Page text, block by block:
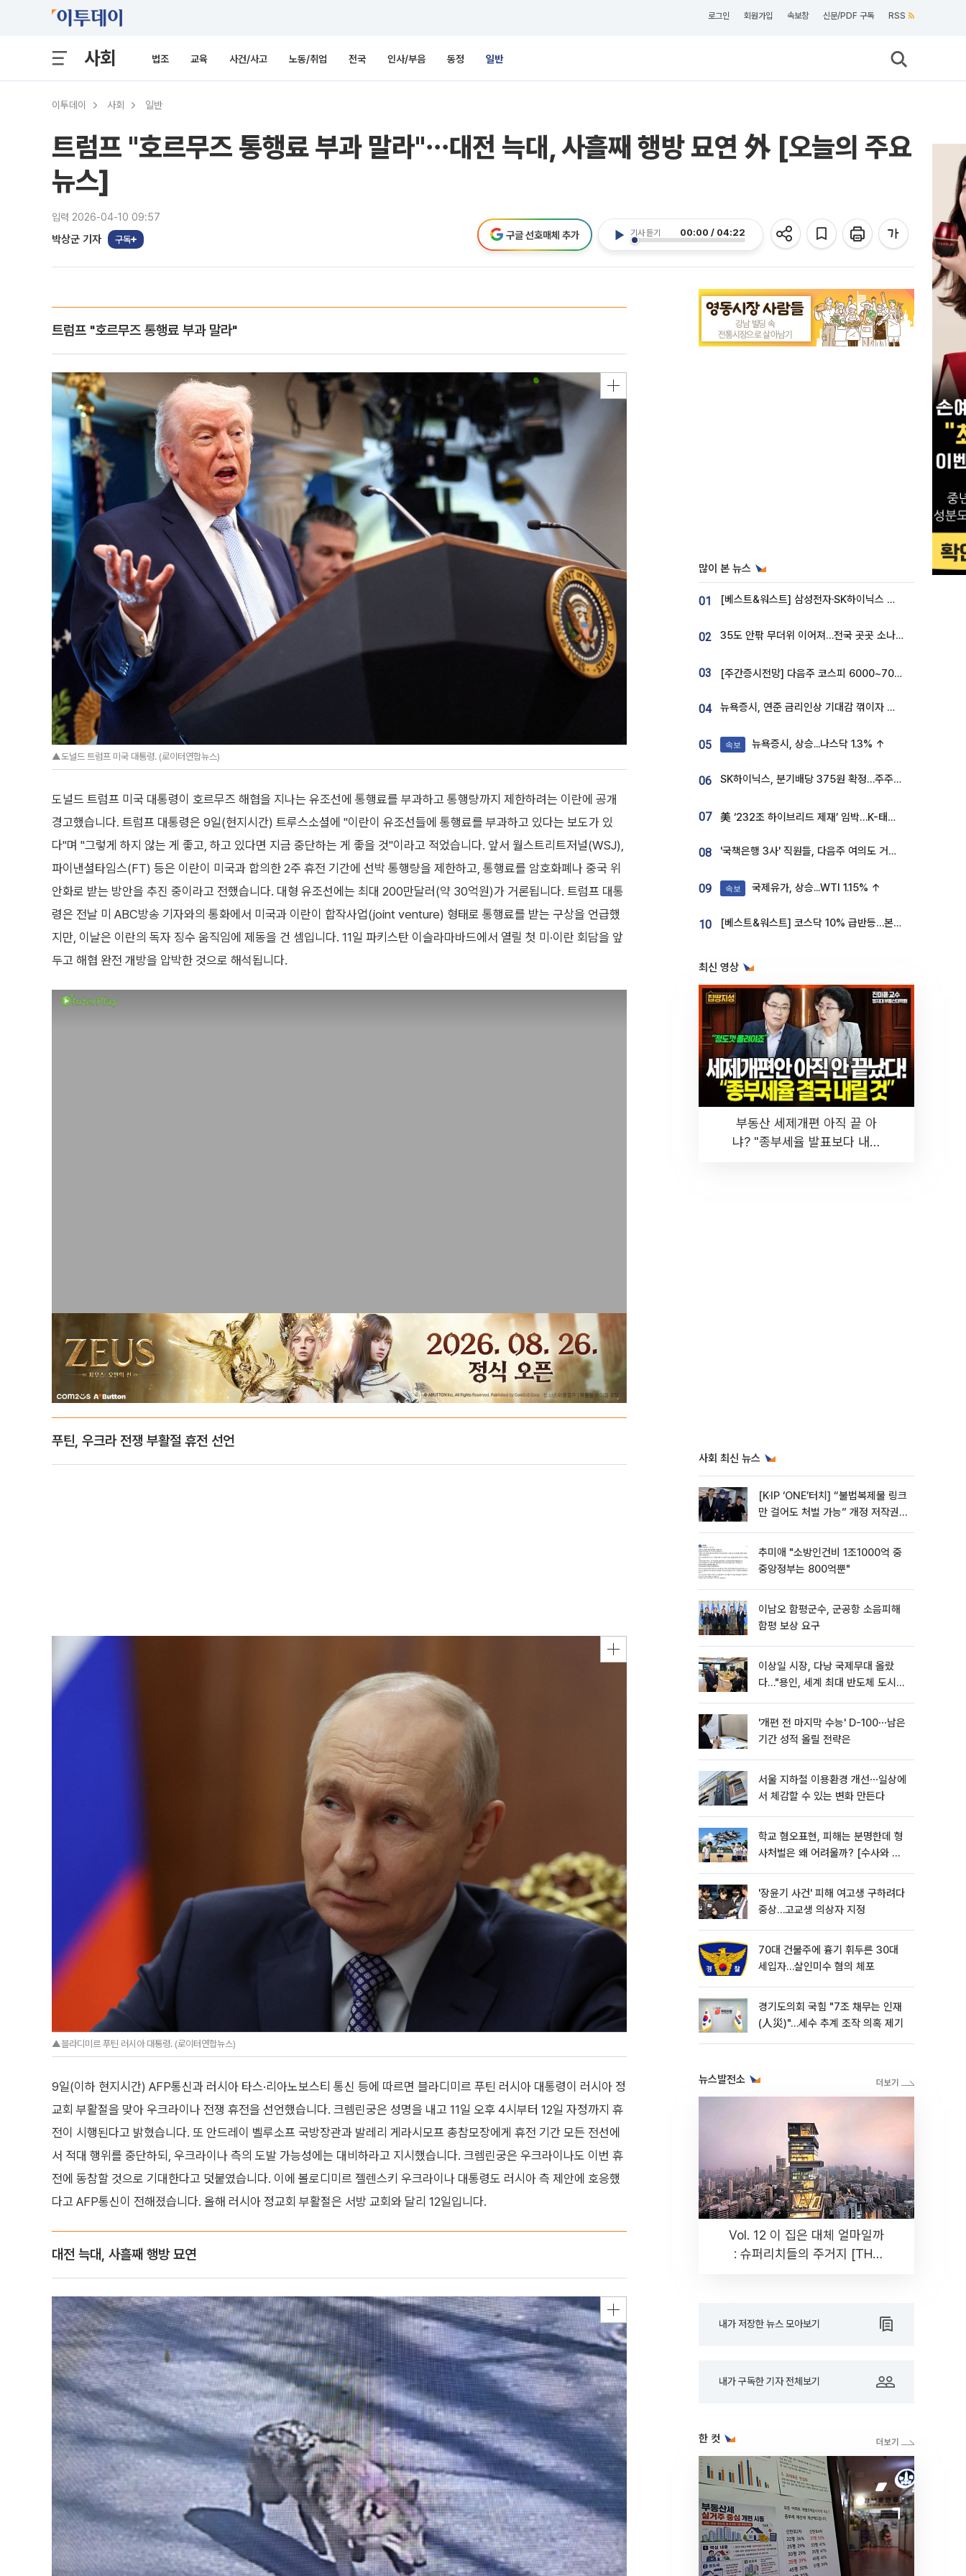
로그인 회원가입 속보창 신문/PDF 구독 RSS
사회 법조 교육 사건/사고 노동/취업 전국 인사/부음 동정 일반
이투데이 사회 일반
트럼프 "호르무즈 통행료 부과 말라"⋯대전 늑대, 사흘째 행방 묘연 外 [오늘의 주요
뉴스]
입력 2026-04-10 09:57
박상군 기자 구독
기사 듣기 00:00 / 04:22
구글 선호매체 추가
트럼프 "호르무즈 통행료 부과 말라"
▲도널드 트럼프 미국 대통령. (로이터연합뉴스)
도널드 트럼프 미국 대통령이 호르무즈 해협을 지나는 유조선에 통행료를 부과하고 통행량까지 제한하려는 이란에 공개
경고했습니다. 트럼프 대통령은 9일(현지시간) 트루스소셜에 "이란이 유조선들에 통행료를 부과하고 있다는 보도가 있
다"며 "그렇게 하지 않는 게 좋고, 하고 있다면 지금 중단하는 게 좋을 것"이라고 적었습니다. 앞서 월스트리트저널(WSJ),
파이낸셜타임스(FT) 등은 이란이 미국과 합의한 2주 휴전 기간에 선박 통행량을 제한하고, 통행료를 암호화폐나 중국 위
안화로 받는 방안을 추진 중이라고 전했습니다. 대형 유조선에는 최대 200만달러(약 30억원)가 거론됩니다. 트럼프 대통
령은 전날 미 ABC방송 기자와의 통화에서 미국과 이란이 합작사업(joint venture) 형태로 통행료를 받는 구상을 언급했
지만, 이날은 이란의 독자 징수 움직임에 제동을 건 셈입니다. 11일 파키스탄 이슬라마바드에서 열릴 첫 미·이란 회담을 앞
두고 해협 완전 개방을 압박한 것으로 해석됩니다.
푸틴, 우크라 전쟁 부활절 휴전 선언
▲블라디미르 푸틴 러시아 대통령. (로이터연합뉴스)
9일(이하 현지시간) AFP통신과 러시아 타스·리아노보스티 통신 등에 따르면 블라디미르 푸틴 러시아 대통령이 러시아 정
교회 부활절을 맞아 우크라이나 전쟁 휴전을 선언했습니다. 크렘린궁은 성명을 내고 11일 오후 4시부터 12일 자정까지 휴
전이 시행된다고 밝혔습니다. 또 안드레이 벨루소프 국방장관과 발레리 게라시모프 총참모장에게 휴전 기간 모든 전선에
서 적대 행위를 중단하되, 우크라이나 측의 도발 가능성에는 대비하라고 지시했습니다. 크렘린궁은 우크라이나도 이번 휴
전에 동참할 것으로 기대한다고 덧붙였습니다. 이에 볼로디미르 젤렌스키 우크라이나 대통령도 러시아 측 제안에 호응했
다고 AFP통신이 전해졌습니다. 올해 러시아 정교회 부활절은 서방 교회와 달리 12일입니다.
대전 늑대, 사흘째 행방 묘연
많이 본 뉴스
01 [베스트&워스트] 삼성전자·SK하이닉스 밀린 한 주…상상인증권은 85% 급등
02 35도 안팎 무더위 이어져…전국 곳곳 소나기 [오늘 날씨]
03 [주간증시전망] 다음주 코스피 6000~7000⋯“外人 수급은 정책이 변수”
04 뉴욕증시, 연준 금리인상 기대감 꺾이자 상승...S&P500 사상 최고치 [종합]
05 속보 뉴욕증시, 상승...나스닥 1.3% ↑
06 SK하이닉스, 분기배당 375원 확정…주주환원책 9월로 앞당겨 발표
07 美 ‘232조 하이브리드 제재’ 임박…K-태양광, 불확실성 털고 날개 다나
08 '국책은행 3사' 직원들, 다음주 여의도 거리 나서는 까닭은
09 속보 국제유가, 상승...WTI 1.15% ↑
10 [베스트&워스트] 코스닥 10% 급반등…본느, 최대주주 변경 기대에 270% 폭등
최신 영상
부동산 세제개편 아직 끝 아
냐? "종부세율 발표보다 내릴
사회 최신 뉴스
[K·IP ‘ONE’터치] “불법복제물 링크
만 걸어도 처벌 가능” 개정 저작권
추미애 "소방인건비 1조1000억 중
중앙정부는 800억뿐"
이남오 함평군수, 군공항 소음피해
함평 보상 요구
이상일 시장, 다낭 국제무대 올랐
다…"용인, 세계 최대 반도체 도시
'개편 전 마지막 수능' D-100⋯남은
기간 성적 올릴 전략은
서울 지하철 이용환경 개선⋯일상에
서 체감할 수 있는 변화 만든다
학교 혐오표현, 피해는 분명한데 형
사처벌은 왜 어려울까? [수사와 재
'장윤기 사건' 피해 여고생 구하려다
중상…고교생 의상자 지정
70대 건물주에 흉기 휘두른 30대
세입자…살인미수 혐의 체포
경기도의회 국힘 "7조 채무는 인재
(人災)"…세수 추계 조작 의혹 제기
뉴스발전소
Vol. 12 이 집은 대체 얼마일까
: 슈퍼리치들의 주거지 [THE
내가 저장한 뉴스 모아보기
내가 구독한 기자 전체보기
한 컷